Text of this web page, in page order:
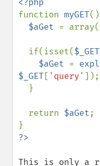
function myGET
$aGet =
  if(isset(
$_GET
$aGet =
$_GET[ 'query' ]);
  return
$aGet;
This is only a